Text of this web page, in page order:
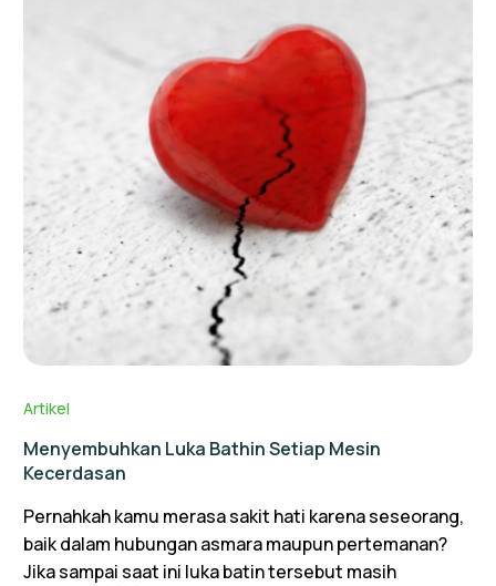
Artikel
Menyembuhkan Luka Bathin Setiap Mesin
Kecerdasan
Pernahkah kamu merasa sakit hati karena seseorang,
baik dalam hubungan asmara maupun pertemanan?
Jika sampai saat ini luka batin tersebut masih